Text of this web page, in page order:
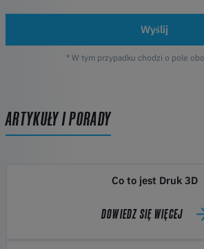
Wyślij
* W tym przypadku chodzi o pole
ARTYKUŁY I PORADY
Co to jest Druk 3D
DOWIEDZ SIĘ WIĘCEJ